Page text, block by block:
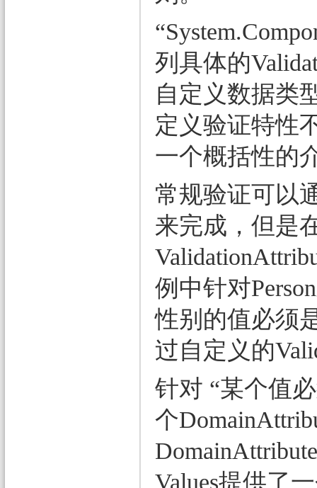
列具体的
自定义数据类
定义验证特性
一个概括性的
常规验证可以
来完成，但是
例中针对
性别的值必须
过自定义的
针对 “某个值
个
Values提供了